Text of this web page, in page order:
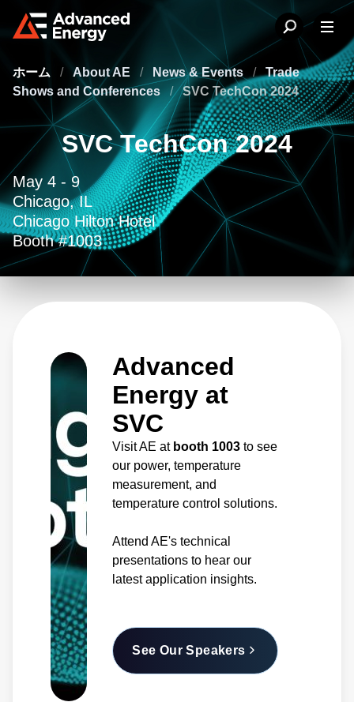
ホーム / About AE / News & Events /
Trade
Shows and Conferences
/ SVC TechCon 2024
SVC TechCon 2024
May 4 - 9
Chicago, IL
Chicago Hilton Hotel
Booth #1003
Advanced
Energy at
SVC
Visit AE at booth 1003 to see
our power, temperature
measurement, and
temperature control solutions.
Attend AE's technical
presentations to hear our
latest application insights.
See Our Speakers